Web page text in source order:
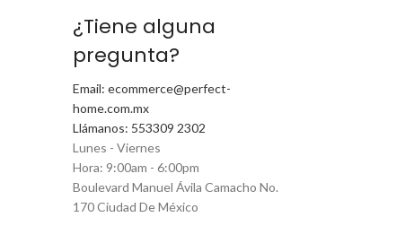
¿Tiene alguna
pregunta?
Email: ecommerce@perfect-
home.com.mx
Llámanos: 553309 2302
Lunes - Viernes
Hora: 9:00am - 6:00pm
Boulevard Manuel Ávila Camacho No.
170 Ciudad De México